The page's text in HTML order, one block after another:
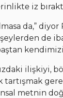
iz
da,” diyor
şeylerden
ilişkiyi,
metnin